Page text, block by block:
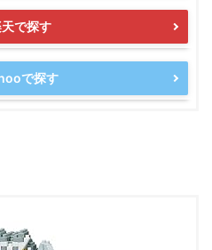
で探す
で探す